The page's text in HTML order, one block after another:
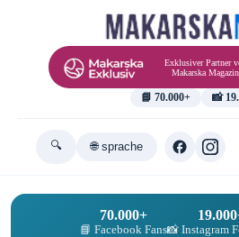
Exklusiver Partner
Makarska Magazin
📘 70.000+ 📸
🔍 🌐 sprache
70.000+
📘 Facebook Fans📸 Instagram